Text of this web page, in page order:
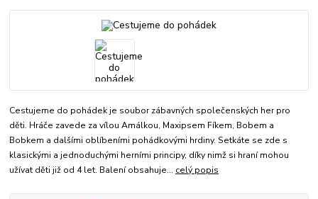
Cestujeme do pohádek je soubor zábavných společenských her pro
děti. Hráče zavede za vílou Amálkou, Maxipsem Fíkem, Bobem a
Bobkem a dalšími oblíbeními pohádkovými hrdiny. Setkáte se zde s
klasickými a jednoduchými herními principy, díky nimž si hraní mohou
užívat děti již od 4 let. Balení obsahuje... celý popis